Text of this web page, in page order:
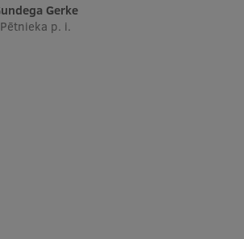
Gundega Gerke
Pētnieka p. i.